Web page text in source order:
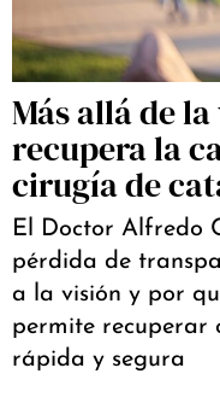
Más allá de
recupera la
cirugía de
El Doctor Alfredo
pérdida de
a la visión y por
permite recuperar
rápida y segura